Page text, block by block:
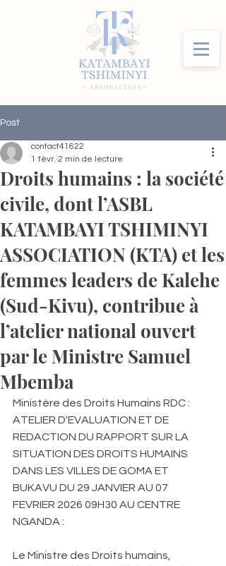
Post
Droits humains : la société
civile, dont l’ASBL
KATAMBAYI TSHIMINYI
ASSOCIATION (KTA) et les
femmes leaders de Kalehe
(Sud-Kivu), contribue à
l’atelier national ouvert
par le Ministre Samuel
Mbemba
contact41622
1 févr. 2 min de lecture
Ministère des Droits Humains RDC :
ATELIER D'EVALUATION ET DE
REDACTION DU RAPPORT SUR LA
SITUATION DES DROITS HUMAINS
DANS LES VILLES DE GOMA ET
BUKAVU DU 29 JANVIER AU 07
FEVRIER 2026 09H30 AU CENTRE
NGANDA :
Le Ministre des Droits humains,